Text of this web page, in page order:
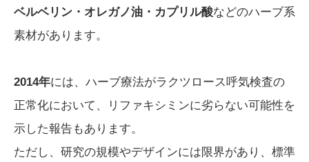
ベルベリン・オレガノ油・カプリル酸などのハーブ系
素材があります。
2014年には、ハーブ療法がラクツロース呼気検査の
正常化において、リファキシミンに劣らない可能性を
示した報告もあります。
ただし、研究の規模やデザインには限界があり、標準